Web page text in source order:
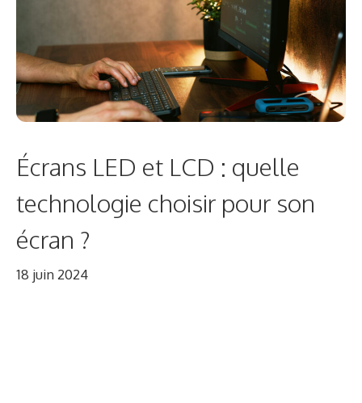
Écrans LED et LCD : quelle
technologie choisir pour son
écran ?
18 juin 2024